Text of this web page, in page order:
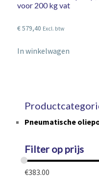
voor 200 kg vat
€579,40 Excl. btw
In winkelwagen
Pneumatische
Filter op prijs
€383.00